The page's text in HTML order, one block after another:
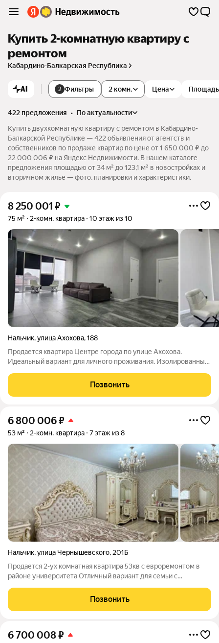
Купить 2-комнатную квартиру с
ремонтом
Кабардино-Балкарская Республика
AI 2 Фильтры 2 комн. Цена Площадь
422 предложения •
по актуальности
Купить двухкомнатную квартиру с ремонтом в Кабардино-
Балкарской Республике — 422 объявления от агентств и
собственников по продаже квартир по цене от 1 650 000 ₽ до
22 000 006 ₽ на Яндекс Недвижимости. В нашем каталоге
предложения площадью от 34 м² до 123,1 м² в новостройках и
вторичном жилье — фото, планировки и характеристики.
8 250 001 ₽
75 м² 2-комн. квартира 10 этаж из 10
Нальчик,улица Ахохова,188
Продается квартира Центре города по улице Ахохова.
Идеальный вариант для личного проживания. Изолированные
ремонтом, готовый вариант для заселения Установлена
сейфовая дверь, что обеспечивает
Позвонить
6 800 006₽
53 м² 2-комн. квартира 7 этаж из 8
Нальчик,улица Чернышевского, 201Б
Продается 2-ух комнатная квартира 53кв с евроремонтом в
районе университета Отличный вариант для семьи с
ремонтом Раздельные комнаты Санузел совмещенный Соседи
спокойные,квартира теплая Во вдоре
Позвонить
6 700 008₽